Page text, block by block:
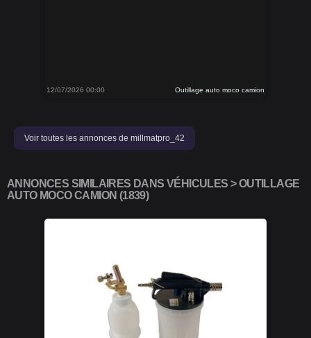
12/07/2026 00:00 Outillage auto moco camion
Voir toutes les annonces de millmatpro_42
ANNONCES SIMILAIRES DANS VÉHICULES > OUTILLAGE
AUTO MOCO CAMION (1839)